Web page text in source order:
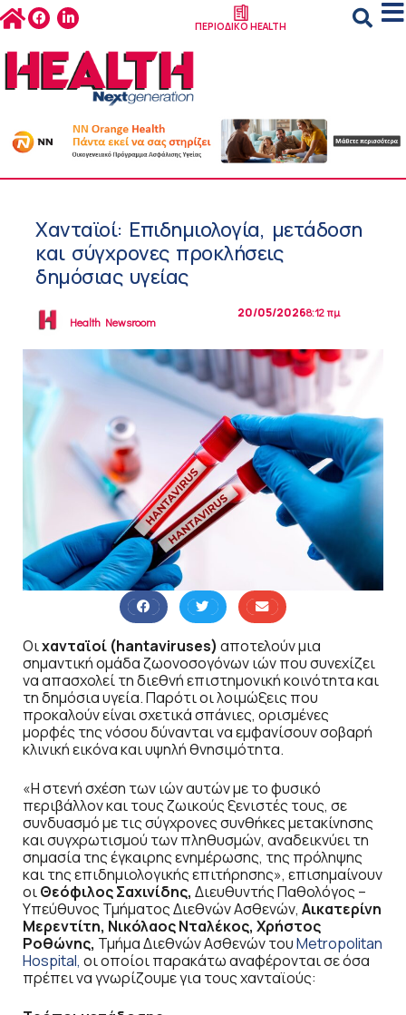
ΠΕΡΙΟΔΙΚΟ HEALTH
Χανταϊοί: Επιδημιολογία, μετάδοση
και σύγχρονες προκλήσεις
δημόσιας υγείας
Health Newsroom
20/05/20268:12 πμ
Οιχανταϊοί (hantaviruses) αποτελούν μια
σημαντική ομάδα ζωονοσογόνων ιών που συνεχίζει
να απασχολεί τη διεθνή επιστημονική κοινότητα και
τη δημόσια υγεία. Παρότι οι λοιμώξεις που
προκαλούν είναι σχετικά σπάνιες, ορισμένες
μορφές της νόσου δύνανται να εμφανίσουν σοβαρή
κλινική εικόνα και υψηλή θνησιμότητα.
«Η στενή σχέση των ιών αυτών με το φυσικό
περιβάλλον και τους ζωικούς ξενιστές τους, σε
συνδυασμό με τις σύγχρονες συνθήκες μετακίνησης
και συγχρωτισμού των πληθυσμών, αναδεικνύει τη
σημασία της έγκαιρης ενημέρωσης, της πρόληψης
και της επιδημιολογικής επιτήρησης», επισημαίνουν
οιΘεόφιλος Σαχινίδης, Διευθυντής Παθολόγος –
Υπεύθυνος Τμήματος Διεθνών Ασθενών, Αικατερίνη
Μερεντίτη, Νικόλαος Νταλέκος, Χρήστος
Ροθώνης, Τμήμα Διεθνών Ασθενών τουMetropolitan
Hospital, οι οποίοι παρακάτω αναφέρονται σε όσα
πρέπει να γνωρίζουμε για τους χανταϊούς: